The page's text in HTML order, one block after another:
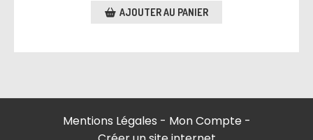
AJOUTER AU PANIER
Mentions Légales
Mon Compte